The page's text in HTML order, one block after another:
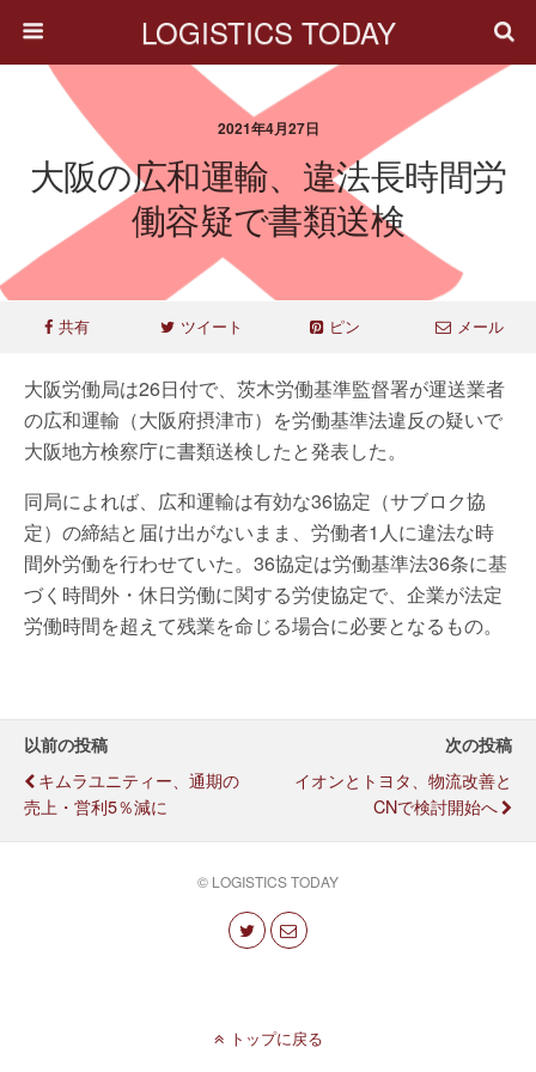
LOGISTICS TODAY
2021年4月27日
大阪の広和運輸、違法長時間労
働容疑で書類送検
共有 ツイート ピン メール
大阪労働局は26日付で、茨木労働基準監督署が運送業者
の広和運輸（大阪府摂津市）を労働基準法違反の疑いで
大阪地方検察庁に書類送検したと発表した。
同局によれば、広和運輸は有効な36協定（サブロク協
定）の締結と届け出がないまま、労働者1人に違法な時
間外労働を行わせていた。36協定は労働基準法36条に基
づく時間外・休日労働に関する労使協定で、企業が法定
労働時間を超えて残業を命じる場合に必要となるもの。
以前の投稿
キムラユニティー、通期の
売上・営利5％減に
次の投稿
イオンとトヨタ、物流改善と
CNで検討開始へ
© LOGISTICS TODAY
トップに戻る